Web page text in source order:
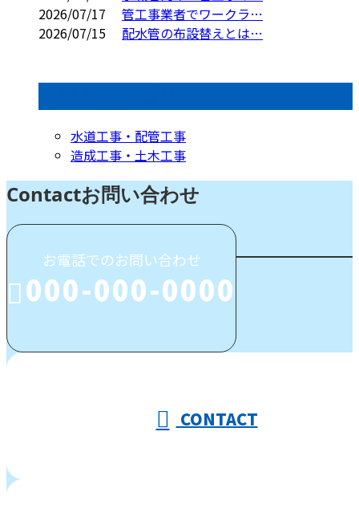
2026/07/17
管工事業者でワークラ…
2026/07/15
配水管の布設替えとは…
水道工事・配管工事
造成工事・土木工事
Contactお問い合わせ
お電話でのお問い合わせ
000-000-0000
CONTACT